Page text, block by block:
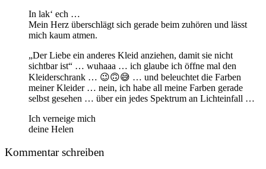
In lak‘ ech …
Mein Herz überschlägt sich gerade beim zuhören und lässt
mich kaum atmen.
„Der Liebe ein anderes Kleid anziehen, damit sie nicht
sichtbar ist“ … wuhaaa … ich glaube ich öffne mal den
Kleiderschrank … 😉🙃😅 … und beleuchtet die Farben
meiner Kleider … nein, ich habe all meine Farben gerade
selbst gesehen … über ein jedes Spektrum an Lichteinfall …
Ich verneige mich
deine Helen
Kommentar schreiben